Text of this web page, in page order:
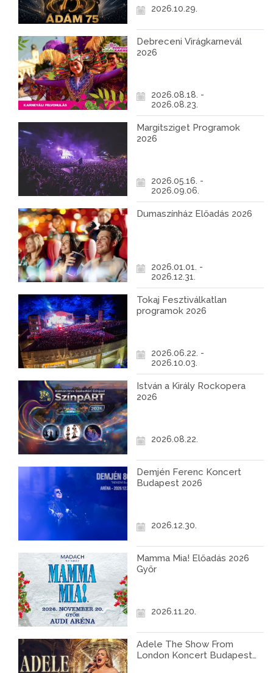
2026.10.29.
Debreceni Virágkarnevál
2026
2026.08.18. -
2026.08.23.
Margitsziget Programok
2026
2026.05.16. -
2026.09.06.
Dumaszínház Előadás 2026
2026.01.01. -
2026.12.31.
Tokaj Fesztiválkatlan
programok 2026
2026.06.22. -
2026.10.03.
István a Király Rockopera
2026
2026.08.22.
Demjén Ferenc Koncert
Budapest 2026
2026.12.30.
Mamma Mia! Előadás 2026
Győr
2026.11.20.
Adele The Show From
London Koncert Budapest